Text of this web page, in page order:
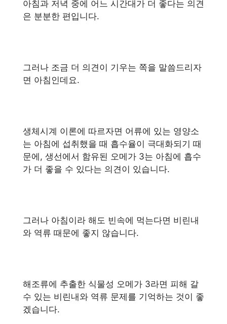
아침과 저녁 중에 어느 시간대가 더 좋다는 의견
은 분분한 편입니다.
그러나 조금 더 의견이 기우는 쪽을 말씀드리자
면 아침인데요.
생체시계 이론에 따르자면 어류에 있는 영양소
는 아침에 섭취했을 때 흡수율이 극대화되기 때
문에, 생선에서 함유된 오메가 3는 아침에 흡수
가 더 좋을 수 있다는 의견이 있습니다.
그러나 아침이라 해도 빈속에 먹는다면 비린내
와 역류 때문에 좋지 않습니다.
해조류에 추출한 식물성 오메가 3라면 피해 갈
수 있는 비린내와 역류 문제를 기억하는 것이 좋
겠습니다.